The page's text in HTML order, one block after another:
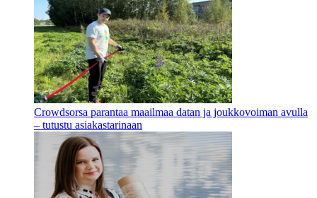
Crowdsorsa parantaa maailmaa datan ja joukkovoiman avulla
– tutustu asiakastarinaan